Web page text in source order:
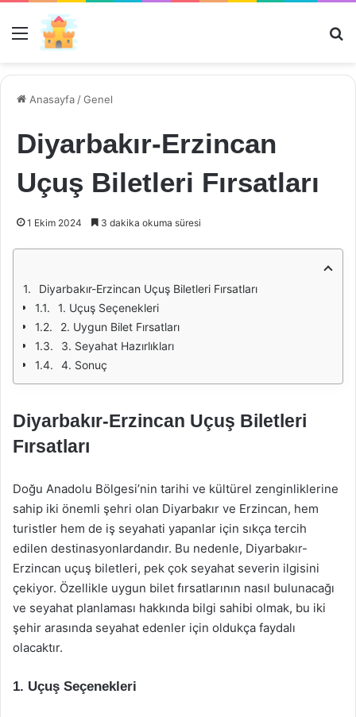
Menü
Anasayfa /Genel
Diyarbakır-Erzincan
Uçuş Biletleri Fırsatları
1 Ekim 2024 3 dakika okuma süresi
Diyarbakır-Erzincan Uçuş Biletleri Fırsatları
1. Uçuş Seçenekleri
2. Uygun Bilet Fırsatları
3. Seyahat Hazırlıkları
4. Sonuç
Diyarbakır-Erzincan Uçuş Biletleri
Fırsatları
Doğu Anadolu Bölgesi’nin tarihi ve kültürel zenginliklerine
sahip iki önemli şehri olan Diyarbakır ve Erzincan, hem
turistler hem de iş seyahati yapanlar için sıkça tercih
edilen destinasyonlardandır. Bu nedenle, Diyarbakır-
Erzincan uçuş biletleri, pek çok seyahat severin ilgisini
çekiyor. Özellikle uygun bilet fırsatlarının nasıl bulunacağı
ve seyahat planlaması hakkında bilgi sahibi olmak, bu iki
şehir arasında seyahat edenler için oldukça faydalı
olacaktır.
1. Uçuş Seçenekleri